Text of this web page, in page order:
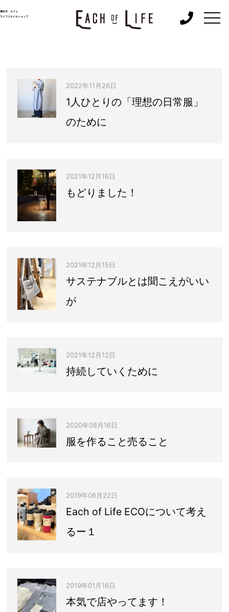
桐生市 カフェ
ライフスタイルショップ
2022年11月26日
1人ひとりの「理想の日常服」
のために
2021年12月16日
もどりました！
2021年12月15日
サステナブルとは聞こえがいい
が
2021年12月12日
持続していくために
2020年08月16日
服を作ること売ること
2019年06月22日
Each of Life ECOについて考え
るー１
2019年01月16日
本気で店やってます！